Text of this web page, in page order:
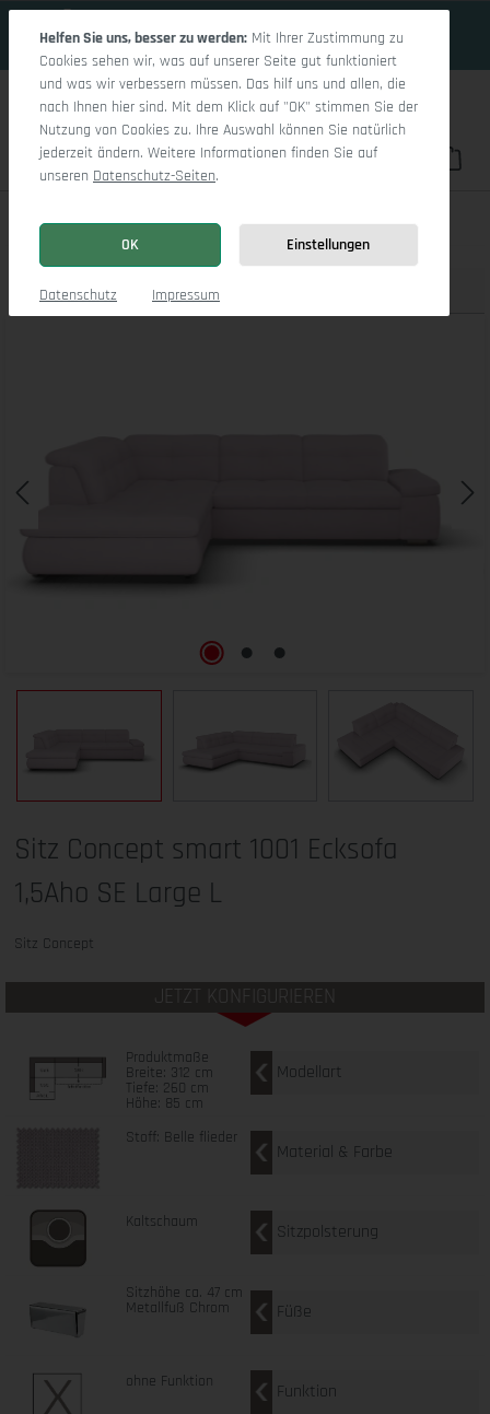
Du hast 0
Sitz Concept smart 1001 Ecksofa 1,5Aho SE Large L
Produktbilder
Sitz Concept smart 1001 Ecksofa
1,5Aho SE Large L
Sitz Concept
JETZT KONFIGURIEREN
Produktmaße
Breite: 312 cm
Tiefe: 260 cm
Höhe: 85 cm
Modellart
Stoff: Belle flieder
Material & Farbe
Kaltschaum Sitzpolsterung
Sitzhöhe ca. 47 cm
Metallfuß Chrom Füße
ohne Funktion Funktion
Helfen Sie uns, besser zu werden: Mit Ihrer Zustimmung zu
Cookies sehen wir, was auf unserer Seite gut funktioniert
und was wir verbessern müssen. Das hilf uns und allen, die
nach Ihnen hier sind. Mit dem Klick auf "OK" stimmen Sie der
Nutzung von Cookies zu. Ihre Auswahl können Sie natürlich
jederzeit ändern. Weitere Informationen finden Sie auf
unseren Datenschutz-Seiten.
OK Einstellungen
Datenschutz Impressum